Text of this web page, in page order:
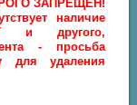
ЗАПРЕЩЕН!
наличие
и другого,
- просьба
для удаления